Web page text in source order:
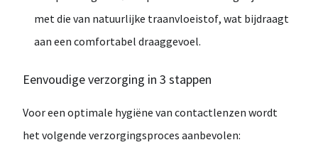
met die van natuurlijke traanvloeistof, wat bijdraagt
aan een comfortabel draaggevoel.
Eenvoudige verzorging in 3 stappen
Voor een optimale hygiëne van contactlenzen wordt
het volgende verzorgingsproces aanbevolen: